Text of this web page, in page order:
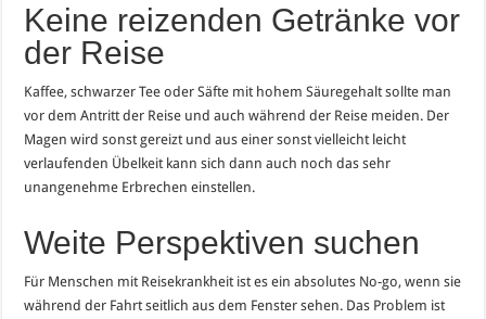
Keine reizenden Getränke vor
der Reise
Kaffee, schwarzer Tee oder Säfte mit hohem Säuregehalt sollte man
vor dem Antritt der Reise und auch während der Reise meiden. Der
Magen wird sonst gereizt und aus einer sonst vielleicht leicht
verlaufenden Übelkeit kann sich dann auch noch das sehr
unangenehme Erbrechen einstellen.
Weite Perspektiven suchen
Für Menschen mit Reisekrankheit ist es ein absolutes No-go, wenn sie
während der Fahrt seitlich aus dem Fenster sehen. Das Problem ist